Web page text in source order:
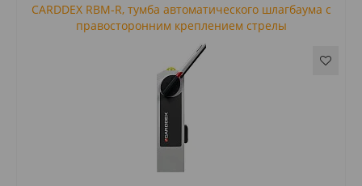
CARDDEX RBM-R, тумба автоматического шлагбаума с
правосторонним креплением стрелы